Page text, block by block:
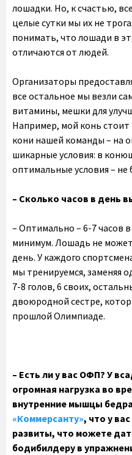
лошадки. Но, к счастью,
целые сутки мы их не
понимать, что лошади в
отличаются от людей.
Организаторы
все остальное мы везли
витамины, мешки для
Например, мой конь стоит
кони нашей команды – на
шикарные условия: в
оптимальные условия – не
– Сколько часов в день
– Оптимально – 6-7 часов
минимум. Лошадь не
день. У каждого
мы тренируемся, заменяя
7-8 голов, 6 своих,
двоюродной сестре,
прошлой Олимпиаде.
– Есть ли у вас ОФП? У
огромная нагрузка во
внутренние мышцы
«Коммерсанту», что у
развиты, что можете
бодибилдеру в